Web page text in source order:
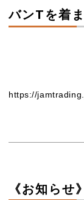
バンTを着
https://
《お知らせ》